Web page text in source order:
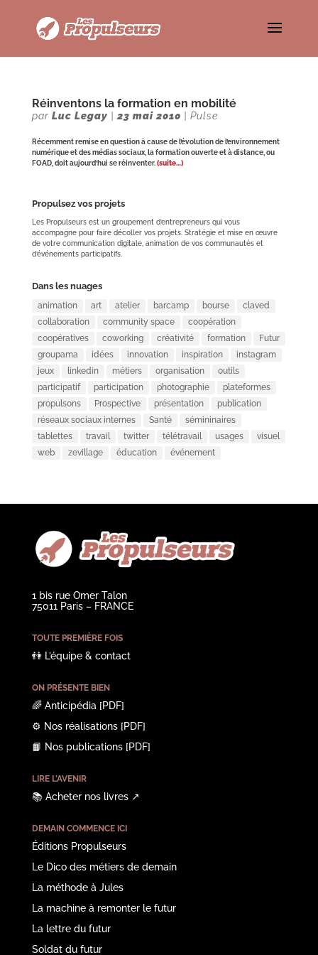
Réinventons la formation en mobilité
par Luc Legay 23 mai 2010 Pulse
Récemment remise en question à cause de l’évolution de l’environnement
numérique et des médias sociaux, la formation ouverte et à distance, ou
FOAD, doit aujourd’hui se réinventer.(suite…)
Propulsez vos projets
Les Propulseurs est un groupement d’entrepreneurs qui vous
accompagne pour faire décoller vos projets. Stratégie et mise en œuvre
de votre communication digitale, animation de vos communautés et
d’événements participatifs.
Dans les nuages
animation art atelier barcamp bourse
claved
collaboration
community space
coopération
coopératives
coworking créativité formation
Futur
groupama
idées innovation inspiration
instagram
jeux
linkedin métiers organisation
outils
participatif
participation photographie
plateformes
propulsons
Prospective présentation
publication
réseaux sociaux internes
Santé
sémininaires
tablettes
travail twitter télétravail usages
visuel
web
zevillage éducation événement
1 bis rue Omer Talon
75011 Paris – FRANCE
TOUTE PREMIÈRE FOIS
👫 L’équipe & contact
ON PRÉSENTE BIEN
🌈 Anticipédia[PDF]
⚙️ Nos réalisations[PDF]
📙 Nos publications[PDF]
LIRE L’AVENIR
📚 Acheter nos livres↗︎
DEMAIN COMMENCE ICI
Éditions Propulseurs
Le Dico des métiers de demain
La méthode à Jules
La machine à remonter le futur
La lettre du futur
Soldat du futur